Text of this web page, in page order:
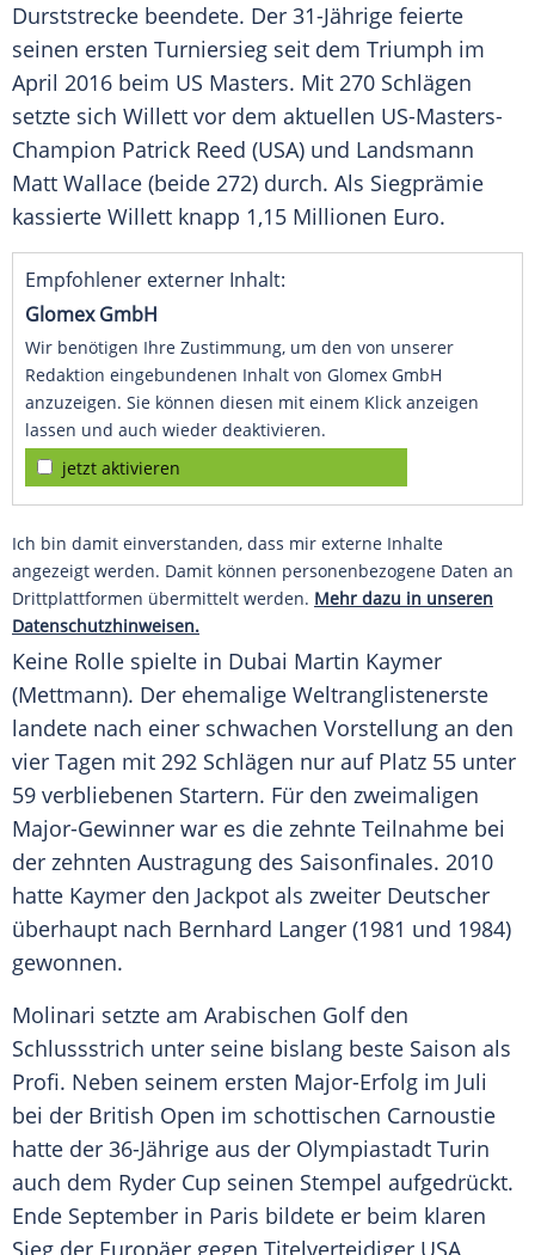
Durststrecke beendete. Der 31-Jährige feierte
seinen ersten Turniersieg seit dem Triumph im
April 2016 beim US Masters. Mit 270 Schlägen
setzte sich Willett vor dem aktuellen US-Masters-
Champion Patrick Reed (USA) und Landsmann
Matt Wallace (beide 272) durch. Als Siegprämie
kassierte Willett knapp 1,15 Millionen Euro.
Empfohlener externer Inhalt:
Glomex GmbH
Wir benötigen Ihre Zustimmung, um den von unserer
Redaktion eingebundenen Inhalt von Glomex GmbH
anzuzeigen. Sie können diesen mit einem Klick anzeigen
lassen und auch wieder deaktivieren.
jetzt aktivieren
Ich bin damit einverstanden, dass mir externe Inhalte
angezeigt werden. Damit können personenbezogene Daten an
Drittplattformen übermittelt werden. Mehr dazu in unseren
Datenschutzhinweisen.
Keine Rolle spielte in Dubai Martin Kaymer
(Mettmann). Der ehemalige Weltranglistenerste
landete nach einer schwachen Vorstellung an den
vier Tagen mit 292 Schlägen nur auf Platz 55 unter
59 verbliebenen Startern. Für den zweimaligen
Major-Gewinner war es die zehnte Teilnahme bei
der zehnten Austragung des Saisonfinales. 2010
hatte Kaymer den Jackpot als zweiter Deutscher
überhaupt nach Bernhard Langer (1981 und 1984)
gewonnen.
Molinari setzte am Arabischen Golf den
Schlussstrich unter seine bislang beste Saison als
Profi. Neben seinem ersten Major-Erfolg im Juli
bei der British Open im schottischen Carnoustie
hatte der 36-Jährige aus der Olympiastadt Turin
auch dem Ryder Cup seinen Stempel aufgedrückt.
Ende September in Paris bildete er beim klaren